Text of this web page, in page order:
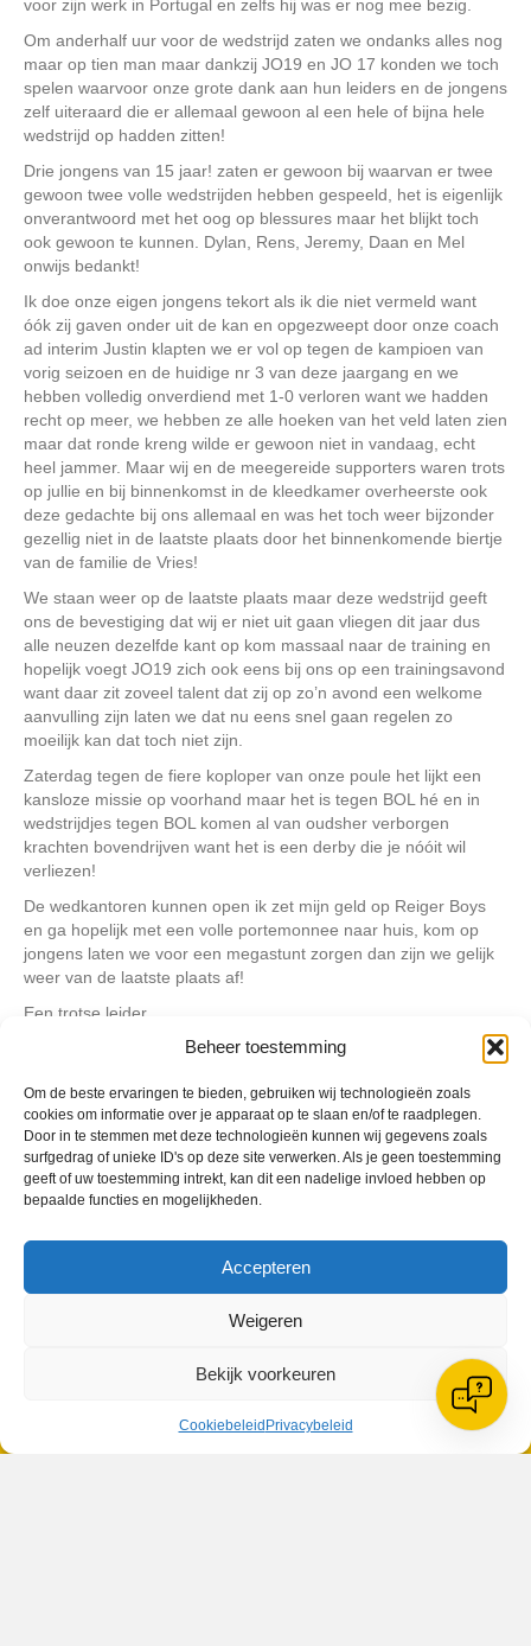
Beheer toestemming
Om de beste ervaringen te bieden, gebruiken wij technologieën zoals
cookies om informatie over je apparaat op te slaan en/of te raadplegen.
Door in te stemmen met deze technologieën kunnen wij gegevens zoals
surfgedrag of unieke ID's op deze site verwerken. Als je geen toestemming
geeft of uw toestemming intrekt, kan dit een nadelige invloed hebben op
bepaalde functies en mogelijkheden.
Accepteren
Weigeren
Bekijk voorkeuren
Cookiebeleid Privacybeleid
voor zijn werk in Portugal en zelfs hij was er nog mee bezig.
Om anderhalf uur voor de wedstrijd zaten we ondanks alles nog
maar op tien man maar dankzij JO19 en JO 17 konden we toch
spelen waarvoor onze grote dank aan hun leiders en de jongens
zelf uiteraard die er allemaal gewoon al een hele of bijna hele
wedstrijd op hadden zitten!
Drie jongens van 15 jaar! zaten er gewoon bij waarvan er twee
gewoon twee volle wedstrijden hebben gespeeld, het is eigenlijk
onverantwoord met het oog op blessures maar het blijkt toch
ook gewoon te kunnen. Dylan, Rens, Jeremy, Daan en Mel
onwijs bedankt!
Ik doe onze eigen jongens tekort als ik die niet vermeld want
óók zij gaven onder uit de kan en opgezweept door onze coach
ad interim Justin klapten we er vol op tegen de kampioen van
vorig seizoen en de huidige nr 3 van deze jaargang en we
hebben volledig onverdiend met 1-0 verloren want we hadden
recht op meer, we hebben ze alle hoeken van het veld laten zien
maar dat ronde kreng wilde er gewoon niet in vandaag, echt
heel jammer. Maar wij en de meegereide supporters waren trots
op jullie en bij binnenkomst in de kleedkamer overheerste ook
deze gedachte bij ons allemaal en was het toch weer bijzonder
gezellig niet in de laatste plaats door het binnenkomende biertje
van de familie de Vries!
We staan weer op de laatste plaats maar deze wedstrijd geeft
ons de bevestiging dat wij er niet uit gaan vliegen dit jaar dus
alle neuzen dezelfde kant op kom massaal naar de training en
hopelijk voegt JO19 zich ook eens bij ons op een trainingsavond
want daar zit zoveel talent dat zij op zo’n avond een welkome
aanvulling zijn laten we dat nu eens snel gaan regelen zo
moeilijk kan dat toch niet zijn.
Zaterdag tegen de fiere koploper van onze poule het lijkt een
kansloze missie op voorhand maar het is tegen BOL hé en in
wedstrijdjes tegen BOL komen al van oudsher verborgen
krachten bovendrijven want het is een derby die je nóóit wil
verliezen!
De wedkantoren kunnen open ik zet mijn geld op Reiger Boys
en ga hopelijk met een volle portemonnee naar huis, kom op
jongens laten we voor een megastunt zorgen dan zijn we gelijk
weer van de laatste plaats af!
Een trotse leider.
Geplaatst inBerichten seizoen 2017-2018
De Wending, Lotte Beesedijk 1